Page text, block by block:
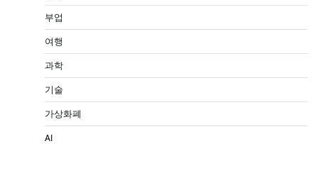
부업
여행
과학
기술
가상화폐
AI